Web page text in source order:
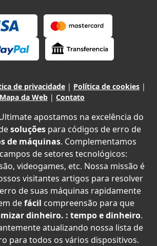
de privacidade | Política de cookies |
Mapa da Web | Contato
apostamos na excelência do
soluções para códigos de erro de
de máquinas. Complementamos
de setores tecnológicos:
videogames, etc. Nossa missão é
visitantes artigos para resolver
de suas máquinas rapidamente
defácil compreensão para que
dinheiro. : tempo e dinheiro.
atualizando nossa lista de
para todos os vários dispositivos.